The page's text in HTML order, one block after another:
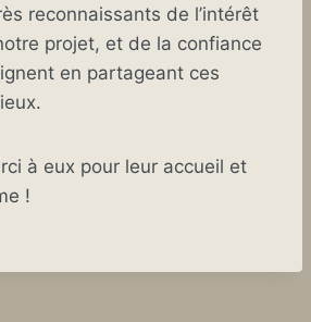
reconnaissants de l’intérêt
projet, et de la confiance
en partageant ces
à eux pour leur accueil et
!